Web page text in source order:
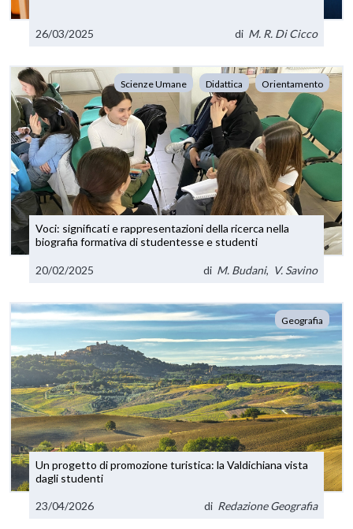
26/03/2025 di M. R. Di Cicco
Scienze Umane Didattica Orientamento
Voci: significati e rappresentazioni della ricerca nella
biografia formativa di studentesse e studenti
20/02/2025 di M. Budani, V. Savino
Geografia
Un progetto di promozione turistica: la Valdichiana vista
dagli studenti
23/04/2026 di Redazione Geografia